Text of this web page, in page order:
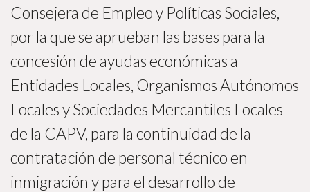
Consejera de Empleo y Políticas Sociales,
por la que se aprueban las bases para la
concesión de ayudas económicas a
Entidades Locales, Organismos Autónomos
Locales y Sociedades Mercantiles Locales
de la CAPV, para la continuidad de la
contratación de personal técnico en
inmigración y para el desarrollo de